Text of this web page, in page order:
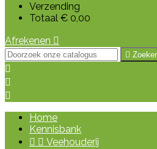
Verzending
Totaal € 0,00
Afrekenen 




Home
Kennisbank
  Veehouderij